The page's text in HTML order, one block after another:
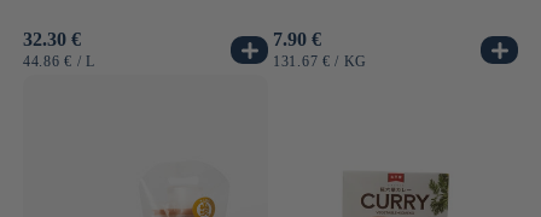
Normaler
Preis
32.30 €
GRUNDPREIS
44.86 € / PRO
L
Normaler
Preis
7.90 €
GRUNDPREIS
131.67 € / PRO
KG